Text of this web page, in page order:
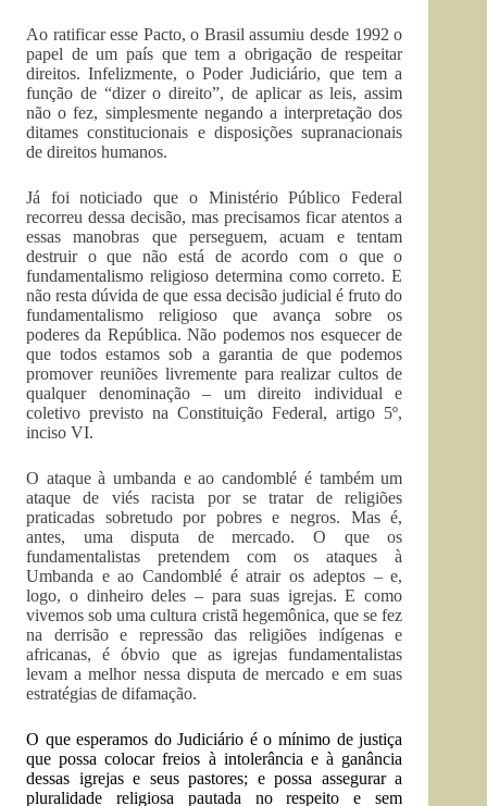
Ao ratificar esse Pacto, o Brasil assumiu desde 1992 o
papel de um país que tem a obrigação de respeitar
direitos. Infelizmente, o Poder Judiciário, que tem a
função de “dizer o direito”, de aplicar as leis, assim
não o fez, simplesmente negando a interpretação dos
ditames constitucionais e disposições supranacionais
de direitos humanos.
Já foi noticiado que o Ministério Público Federal
recorreu dessa decisão, mas precisamos ficar atentos a
essas manobras que perseguem, acuam e tentam
destruir o que não está de acordo com o que o
fundamentalismo religioso determina como correto. E
não resta dúvida de que essa decisão judicial é fruto do
fundamentalismo religioso que avança sobre os
poderes da República. Não podemos nos esquecer de
que todos estamos sob a garantia de que podemos
promover reuniões livremente para realizar cultos de
qualquer denominação – um direito individual e
coletivo previsto na Constituição Federal, artigo 5º,
inciso VI.
O ataque à umbanda e ao candomblé é também um
ataque de viés racista por se tratar de religiões
praticadas sobretudo por pobres e negros. Mas é,
antes, uma disputa de mercado. O que os
fundamentalistas pretendem com os ataques à
Umbanda e ao Candomblé é atrair os adeptos – e,
logo, o dinheiro deles – para suas igrejas. E como
vivemos sob uma cultura cristã hegemônica, que se fez
na derrisão e repressão das religiões indígenas e
africanas, é óbvio que as igrejas fundamentalistas
levam a melhor nessa disputa de mercado e em suas
estratégias de difamação.
O que esperamos do Judiciário é o mínimo de justiça
que possa colocar freios à intolerância e à ganância
dessas igrejas e seus pastores; e possa assegurar a
pluralidade religiosa pautada no respeito e sem